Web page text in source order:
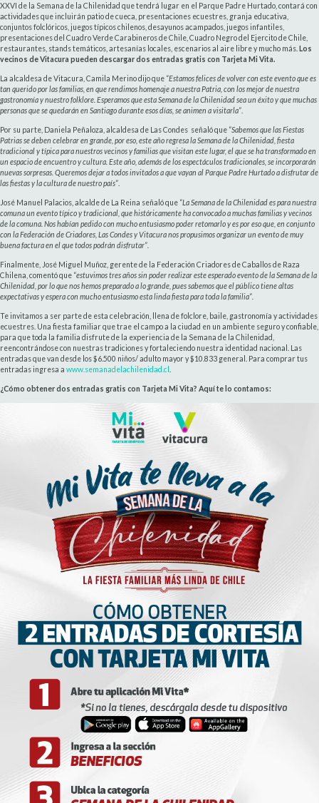
XXVI de la Semana de la Chilenidad que tendrá lugar en el Parque Padre Hurtado, contará con
actividades que incluirán patio de cueca, presentaciones ecuestres, granja educativa,
conjuntos folclóricos, juegos típicos chilenos, desayunos acampados, juegos infantiles,
presentaciones del Cuadro Verde Carabineros de Chile, Cuadro Negro del Ejercito de Chile,
restaurantes, stands temáticos, artesanías locales, escenarios al aire libre y mucho más. Los
vecinos de Vitacura pueden descargar dos entradas gratis con Tarjeta Mi Vita.
La alcaldesa de Vitacura, Camila Merino dijo que “Estamos felices de volver con este evento que es
tan querido por las familias, en que rendimos homenaje a nuestra Patria, con los mejor de nuestra
gastronomía y nuestro folklore. Esperamos que esta Semana de la Chilenidad sea un éxito y que muchas
personas que se quedarán en Santiago durante esos días, se animen a visitarla”
Por su parte, Daniela Peñaloza, alcaldesa de Las Condes señaló que “Sabemos que las Fiestas
Patrias se deben celebrar en grande, por eso, este año regresa la Semana de la Chilenidad, fiesta
tradicional y típica para nuestros vecinos y familias que visitan este lugar, el que se ha transformado en
un espacio de encuentro y cultura. Este año, además de los espectáculos tradicionales, se incorporarán
nuevas sorpresas. Queremos dejar a todos invitados a que vayan al Parque Padre Hurtado a disfrutar de
las fiestas y la cultura de nuestro país”
José Manuel Palacios, alcalde de La Reina señaló que “La Semana de la Chilenidad es para nuestra
comuna un evento típico y tradicional, que históricamente ha convocado a muchas familias y vecinos
de la comuna. Nos habían pedido con mucho entusiasmo poder retomarlo y es por eso que, en conjunto
con la Federación de Criadores, Las Condes y Vitacura nos propusimos organizar un evento de muy
buena factura en el que todos podrán disfrutar”.
Finalmente, José Miguel Muñoz, gerente de la Federación Criadores de Caballos de Raza
Chilena, comentó que “estuvimos tres años sin poder realizar este esperado evento de la Semana de la
Chilenidad, por lo que nos hemos preparado a lo grande, pues sabemos que el público tiene altas
expectativas y espera con mucho entusiasmo esta linda fiesta para toda la familia”.
Te invitamos a ser parte de esta celebración, llena de folclore, baile, gastronomía y actividades
ecuestres. Una fiesta familiar que trae el campo a la ciudad en un ambiente seguro y confiable,
para que toda la familia disfrute de la experiencia de la Semana de la Chilenidad,
reencontrándose con nuestras tradiciones y fortaleciendo nuestra identidad nacional. Las
entradas que van desde los $6.500 niños/ adulto mayor y $10.833 general. Para comprar tus
entradas ingresa a www.semanadelachilenidad.cl
¿Cómo obtener dos entradas gratis con Tarjeta Mi Vita? Aquí te lo contamos: